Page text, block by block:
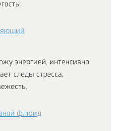
энергией, интенсивно
следы стресса,
флюид